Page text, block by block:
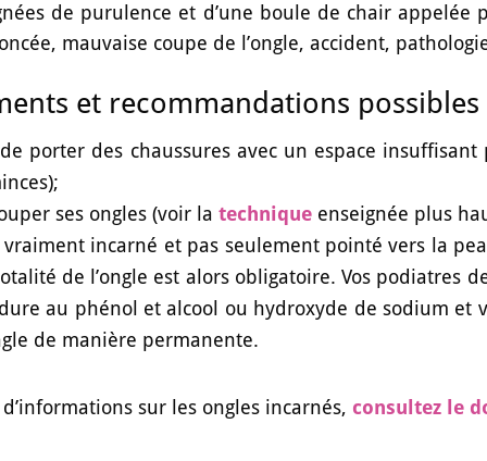
de purulence et d’une boule de chair appelée
mauvaise coupe de l’ongle, accident,
et recommandations possibles
porter des chaussures avec un espace
ses ongles (voir la technique enseignée plus
vraiment incarné et pas seulement pointé vers la
de l’ongle est alors obligatoire. Vos
au phénol et alcool ou hydroxyde de sodium
de manière permanente.
sur les ongles incarnés, consultez le